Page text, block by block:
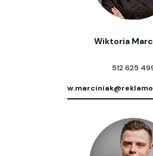
Wiktoria
512 625